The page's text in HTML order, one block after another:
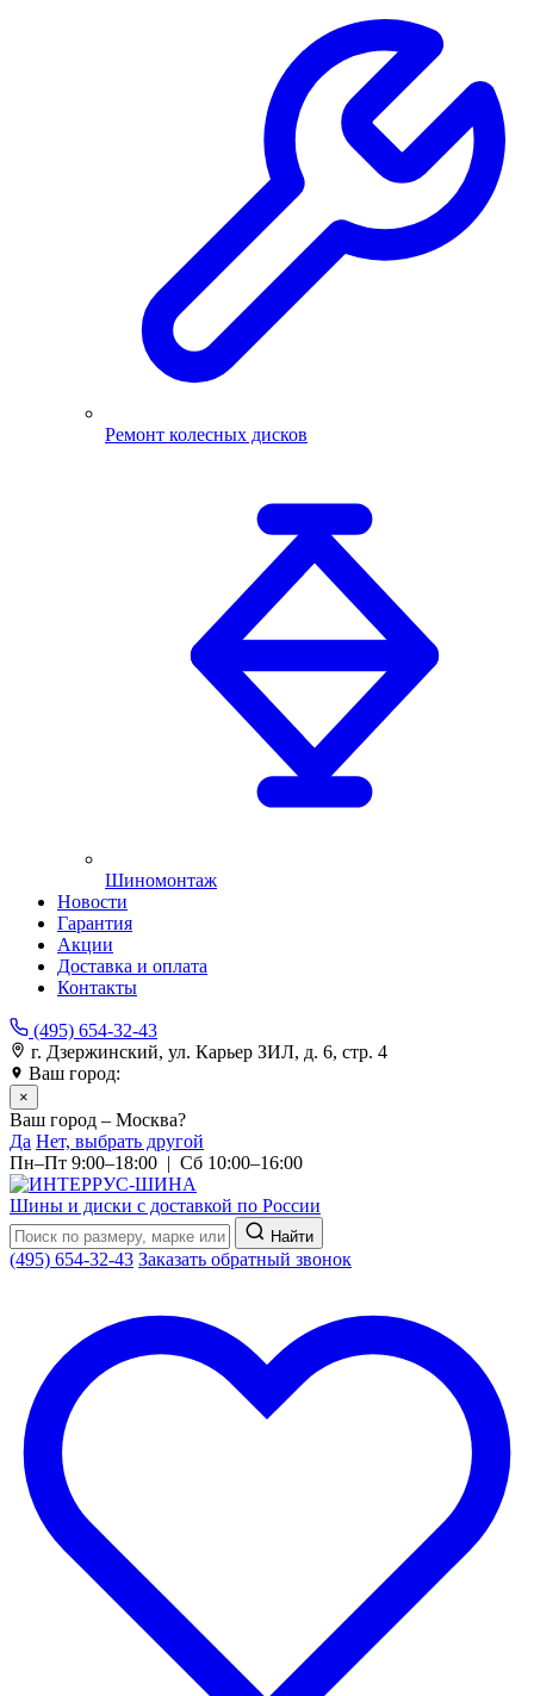
Ремонт колесных дисков
Шиномонтаж
Новости
Гарантия
Акции
Доставка и оплата
Контакты
(495) 654-32-43
г. Дзержинский, ул. Карьер ЗИЛ, д. 6, стр. 4
Ваш город:
×
Ваш город – Москва?
Да Нет, выбрать другой
Пн–Пт 9:00–18:00 | Сб 10:00–16:00
Шины и диски с доставкой по России
Найти
(495) 654-32-43 Заказать обратный звонок